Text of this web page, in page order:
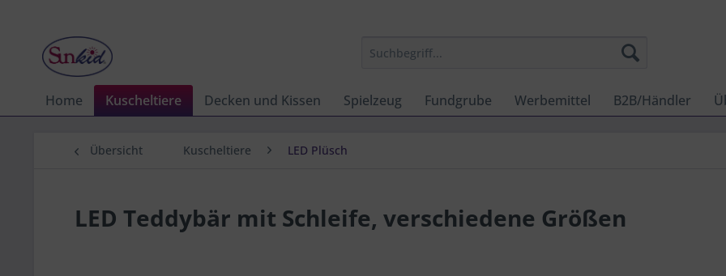
Home Kuscheltiere Decken und Kissen Spielzeug Fundgrube Werbemittel B2B/Händler
Übersicht Kuscheltiere LED Plüsch
LED Teddybär mit Schleife, verschiedene Größen